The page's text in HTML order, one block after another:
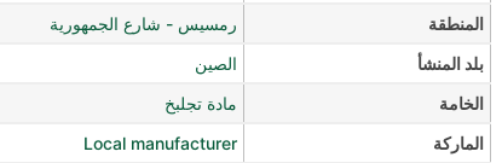
المنطقة
رمسيس - شارع الجمهورية
بلد المنشأ
الصين
الخامة
مادة تجلبخ
الماركة
Local manufacturer